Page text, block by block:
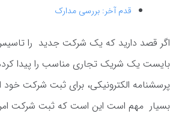
قدم آخر: بررسی مدارک
اگر قصد دارید که یک شرکت جدید را تاسیس
بایست یک شریک تجاری مناسب را پیدا
پرسشنامه الکترونیکی، برای ثبت شرکت خود
بسیار مهم است این است که ثبت شرکت